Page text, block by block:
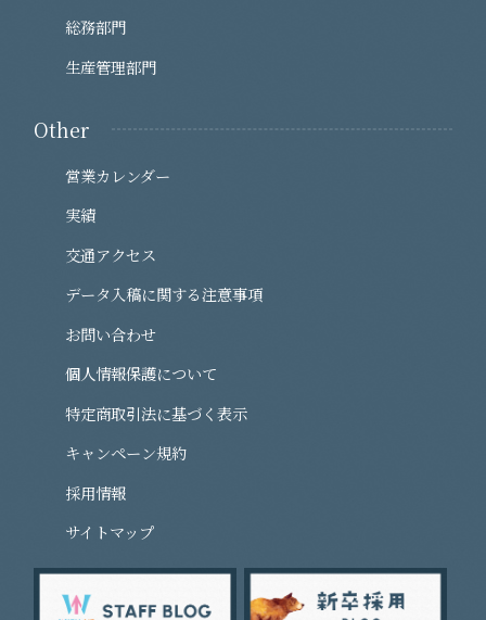
総務部門
生産管理部門
Other
営業カレンダー
実績
交通アクセス
データ入稿に関する注意事項
お問い合わせ
個人情報保護について
特定商取引法に基づく表示
キャンペーン規約
採用情報
サイトマップ